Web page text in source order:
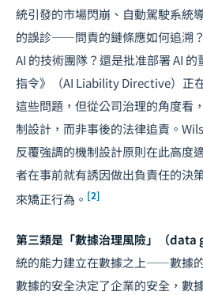
統引發的市場閃崩、自動駕駛系統
的誤診——問責的鏈條應如何追溯
AI 的技術團隊？還是批准部署 AI
指令》（AI Liability Directive）正
這些問題，但從公司治理的角度看
制設計，而非事後的法律追責。
反覆強調的機制設計原則在此高度
者在事前就有誘因做出負責任的決
來矯正行為。 [2]
第三類是「數據治理風險」（data
統的能力建立在數據之上——數據的
數據的安全決定了企業的安全，數